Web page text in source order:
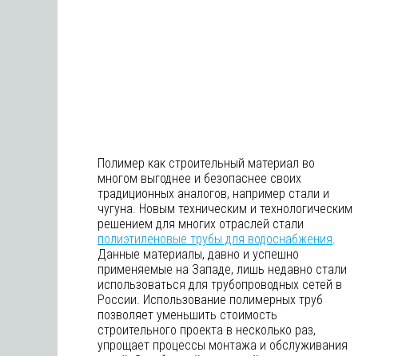
Полимер как строительный материал во
многом выгоднее и безопаснее своих
традиционных аналогов, например стали и
чугуна. Новым техническим и технологическим
решением для многих отраслей стали
полиэтиленовые трубы для водоснабжения.
Данные материалы, давно и успешно
применяемые на Западе, лишь недавно стали
использоваться для трубопроводных сетей в
России. Использование полимерных труб
позволяет уменьшить стоимость
строительного проекта в несколько раз,
упрощает процессы монтажа и обслуживания